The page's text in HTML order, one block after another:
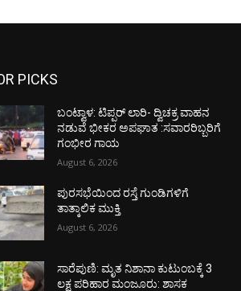
PICKS
ಬಂಟ್ವಾಳ: ಟಿಪ್ಪರ್ ಲಾರಿ- ದ್ವಿಚಕ್ರ ವಾಹನ
ನಡುವೆ ಭೀಕರ ಅಪಘಾತ :ಸವಾರರಿಬ್ಬರಿಗೆ
ಗಂಭೀರ ಗಾಯ
August 6, 2026
ಪುರಸಭೆಯಿಂದ ರಸ್ತೆ ಗುಂಡಿಗಳಿಗೆ
ತಾತ್ಕಾಲಿಕ ಮುಕ್ತಿ
August 6, 2026
ಸಾರೆಪುಣಿ: ಮೃತ ನಿಶಾನಾ ಕುಟುಂಬಕ್ಕೆ 3
ಲಕ್ಷ ಪರಿಹಾರ ಮಂಜೂರು: ಶಾಸಕ